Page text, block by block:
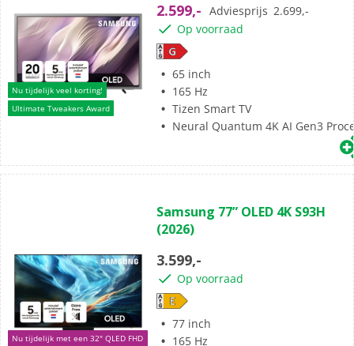
Nu tijdelijk veel korting!
Ultimate Tweakers Award
5
sterren.
2.599,- Adviesprijs 2.699,-
Op voorraad
65 inch
165 Hz
Tizen Smart TV
Neural Quantum 4K AI Gen3
Nu tijdelijk met een 32" QLED FHD
van
de
sterren.
Samsung 77” OLED 4K S93H
(2026)
3.599,-
Op voorraad
77 inch
165 Hz